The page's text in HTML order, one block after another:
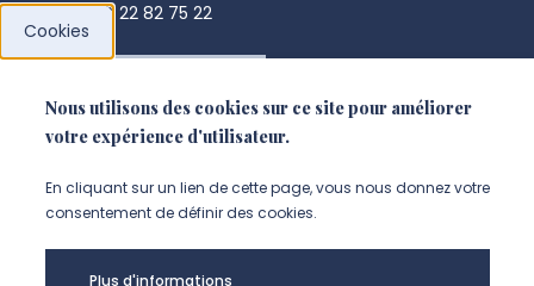
+33 3 22 82 75 22
Cookies
Nous utilisons des cookies sur ce site pour améliorer
votre expérience d'utilisateur.
En cliquant sur un lien de cette page, vous nous donnez votre
consentement de définir des cookies.
Plus d'informations